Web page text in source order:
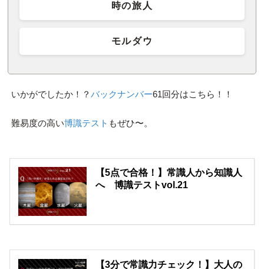
時の旅人
モルダウ
いかがでしたか！？ バックナンバー61回分はこちら！！
難易度の高い博識テスト もぜひ〜。
【5点で合格！】常識人から知識人
へ 博識テストvol.21
【3分で常識力チェック！】大人の